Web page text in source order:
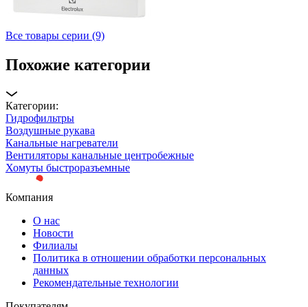
Все товары серии (9)
Похожие категории
Категории:
Гидрофильтры
Воздушные рукава
Канальные нагреватели
Вентиляторы канальные центробежные
Хомуты быстроразъемные
Компания
О нас
Новости
Филиалы
Политика в отношении обработки персональных
данных
Рекомендательные технологии